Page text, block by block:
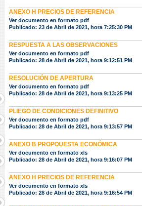
ANEXO H PRECIOS DE REFERENCIA
Ver documento en formato pdf
Publicado: 23 de Abril de 2021, hora 7:25:30 PM
RESPUESTA A LAS OBSERVACIONES
Ver documento en formato pdf
Publicado: 28 de Abril de 2021, hora 9:12:51 PM
RESOLUCIÓN DE APERTURA
Ver documento en formato pdf
Publicado: 28 de Abril de 2021, hora 9:13:25 PM
PLIEGO DE CONDICIONES DEFINITIVO
Ver documento en formato pdf
Publicado: 28 de Abril de 2021, hora 9:13:57 PM
ANEXO B PROPOUESTA ECONÓMICA
Ver documento en formato xls
Publicado: 28 de Abril de 2021, hora 9:16:07 PM
ANEXO H PRECIOS DE REFERENCIA
Ver documento en formato xls
Publicado: 28 de Abril de 2021, hora 9:16:54 PM